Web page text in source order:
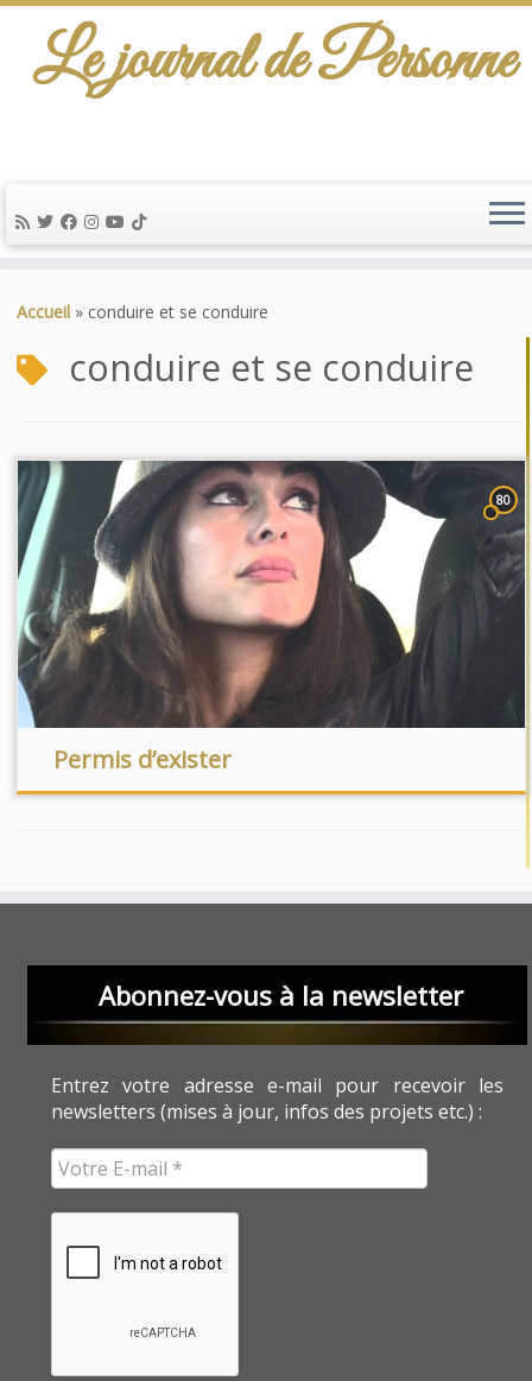
au
Le journal de Personne
Accueil » conduire et se conduire
conduire et se conduire
80
Permis d’exister
Abonnez-vous à la newsletter
Entrez votre adresse e-mail pour recevoir les
newsletters (mises à jour, infos des projets etc.) :